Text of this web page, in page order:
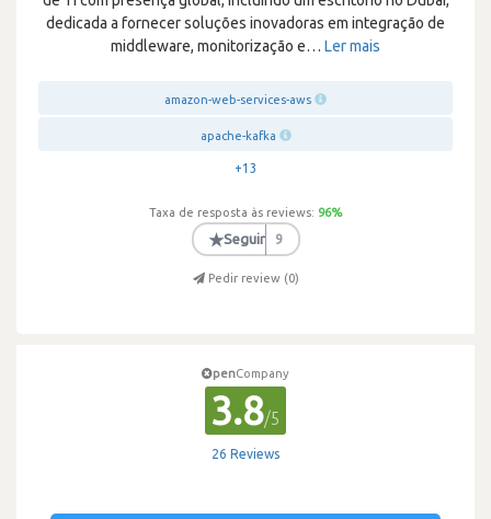
dedicada a fornecer soluções inovadoras em integração de
middleware, monitorização e… Ler mais
amazon-web-services-aws
apache-kafka
+13
Taxa de resposta às reviews: 96%
★Seguir 9
Pedir review (0)
penCompany
3.8/5
26 Reviews